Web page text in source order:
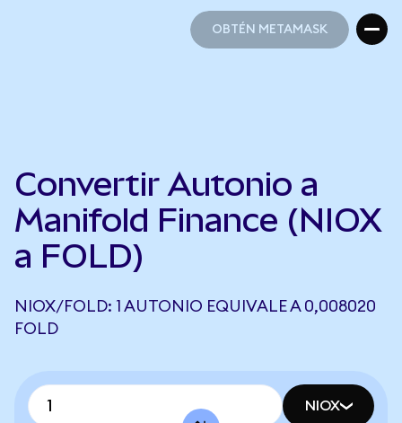
OBTÉN METAMASK
Convertir Autonio a
Manifold Finance (NIOX
a FOLD)
NIOX/FOLD: 1 AUTONIO EQUIVALE A 0,008020
FOLD
NIOX